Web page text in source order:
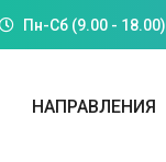
Пн-Cб (9.00 - 18.00)
НАПРАВЛЕНИЯ